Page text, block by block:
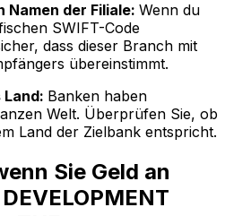
Namen der Filiale: Wenn du
SWIFT-Code
dass dieser Branch mit
übereinstimmt.
Banken haben
Welt. Überprüfen Sie, ob
Land der Zielbank entspricht.
Sie Geld an